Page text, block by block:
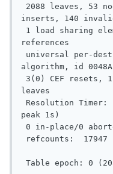
inserts, 140
references
algorithm, id
leaves
peak 1s)